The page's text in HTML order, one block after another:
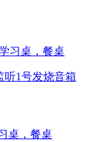
习桌，餐桌
听1号发烧音箱
桌，餐桌